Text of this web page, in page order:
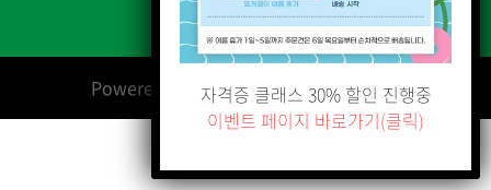
Powered by 박형아는 뜨개쟁이 아카데미
자격증 클래스 30% 할인 진행중
이벤트 페이지 바로가기(클릭)